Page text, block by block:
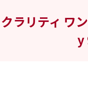
クラリティ ワ
y